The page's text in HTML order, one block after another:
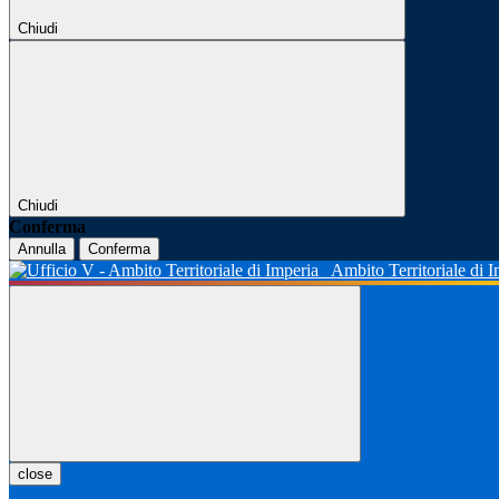
Chiudi
Chiudi
Conferma
Annulla Conferma
Ambito Territoriale di
close